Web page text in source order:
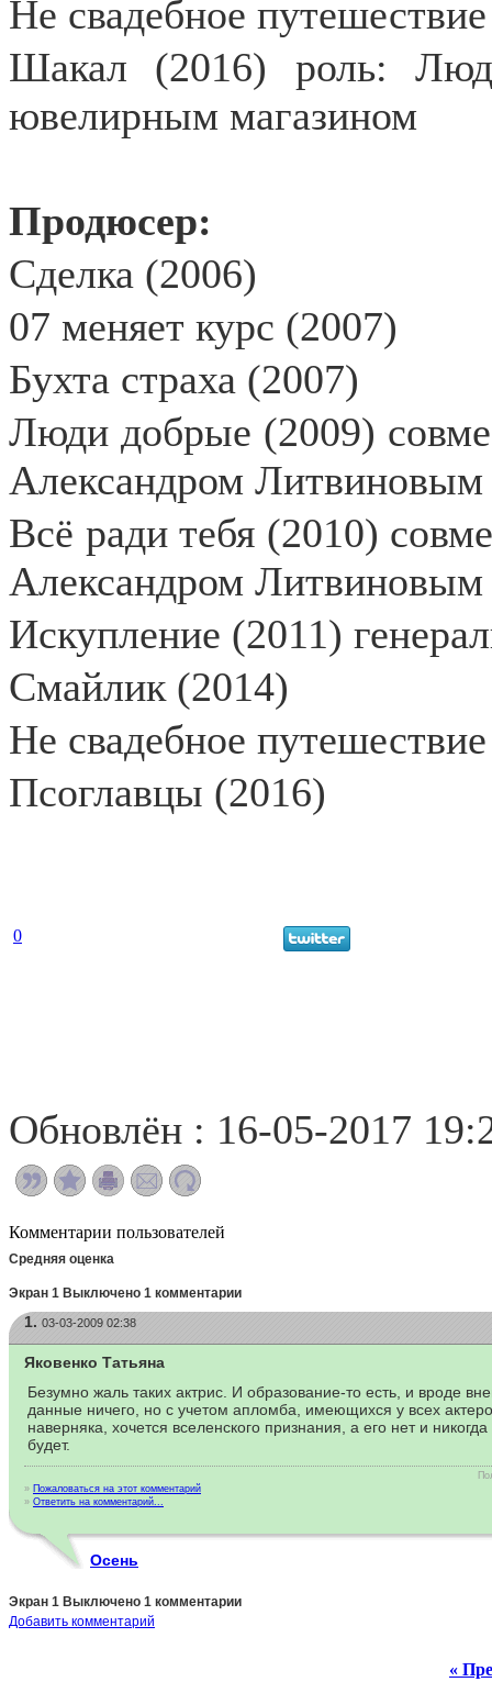
Не свадебное
Шакал (2016) роль:
ювелирным магазином
Продюсер:
Сделка (2006)
07 меняет курс (2007)
Бухта страха (2007)
Люди добрые (2009)
Александром Литвиновым
Всё ради тебя (2010)
Александром Литвиновым
Искупление (2011)
Смайлик (2014)
Не свадебное
Псоглавцы (2016)
0
Обновлён : 16-05-2017
Комментарии пользователей
Средняя оценка
Экран 1 Выключено 1 комментарии
1. 03-03-2009 02:38
Яковенко Татьяна
Безумно жаль таких актрис. И образование-то есть, и вроде
данные ничего, но с учетом апломба, имеющихся у всех
наверняка, хочется вселенского признания, а его нет и никогда
будет.
» Пожаловаться на этот комментарий
» Ответить на комментарий...
Осень
Экран 1 Выключено 1 комментарии
Добавить комментарий
«